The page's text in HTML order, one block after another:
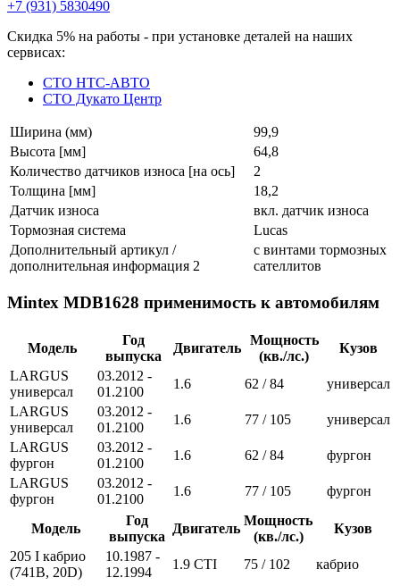
+7 (931) 5830490
Скидка 5% на работы - при установке деталей на наших
сервисах:
СТО НТС-АВТО
СТО Дукато Центр
Ширина (мм)
99,9
Высота [мм]
64,8
Количество датчиков износа [на ось]
2
Толщина [мм]
18,2
Датчик износа
вкл. датчик износа
Тормозная система
Lucas
Дополнительный артикул /
дополнительная информация 2
с винтами тормозных
сателлитов
Mintex MDB1628 применимость к автомобилям
Модель
Год
выпуска
Двигатель
Мощность
(кв./лс.)
Кузов
LARGUS
универсал
03.2012 -
01.2100
1.6 62 / 84
универсал
LARGUS
универсал
03.2012 -
01.2100
1.6 77 / 105
универсал
LARGUS
фургон
03.2012 -
01.2100
1.6 62 / 84
фургон
LARGUS
фургон
03.2012 -
01.2100
1.6 77 / 105 фургон
Модель
Год
выпуска
Двигатель
Мощность
(кв./лс.)
Кузов
205 I кабрио
(741B, 20D)
10.1987 -
12.1994
1.9 CTI 75 / 102 кабрио